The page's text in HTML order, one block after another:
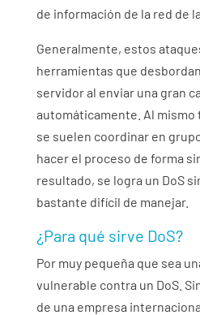
de información de la red de
Generalmente, estos
herramientas que
servidor al enviar una gran
automáticamente. Al
se suelen coordinar en
hacer el proceso de forma
resultado, se logra un DoS
bastante difícil de manejar.
¿Para qué sirve DoS?
Por muy pequeña que sea
vulnerable contra un DoS.
de una empresa